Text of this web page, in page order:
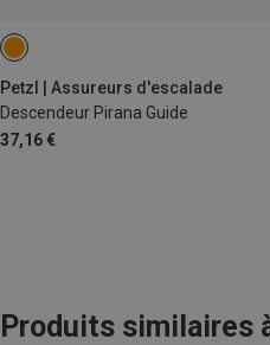
Petzl | Assureurs d'escalade
Descendeur Pirana Guide
37,16 €
Produits similaires